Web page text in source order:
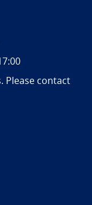
Please contact
statement